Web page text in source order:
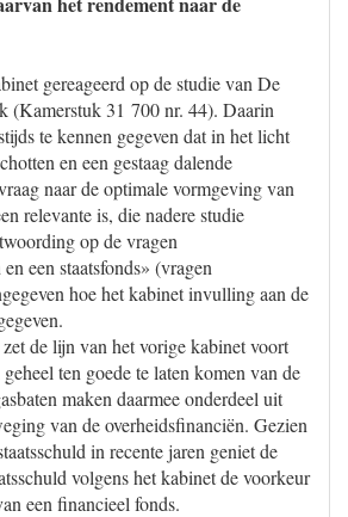
gereageerd op de studie van De
(Kamerstuk 31 700 nr. 44). Daarin
te kennen gegeven dat in het licht
en een gestaag dalende
naar de optimale vormgeving van
relevante is, die nadere studie
op de vragen
een staatsfonds» (vragen
hoe het kabinet invulling aan de
de lijn van het vorige kabinet voort
ten goede te laten komen van de
maken daarmee onderdeel uit
van de overheidsfinanciën. Gezien
in recente jaren geniet de
volgens het kabinet de voorkeur
een financieel fonds.